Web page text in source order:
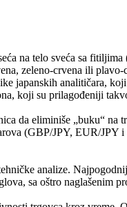
na telo sveća sa
zeleno-crvena ili
japanskih analitičara,
koji su prilagođeniji
da eliminiše „buku“ na
(GBP/JPY, EUR/
analize.
sa oštro naglašenim